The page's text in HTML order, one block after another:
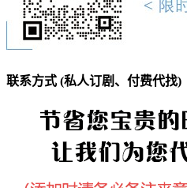
联系方式 (私人订剧、付费代找)